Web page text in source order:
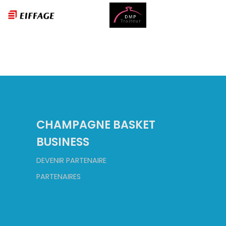
CHAMPAGNE BASKET
BUSINESS
DEVENIR PARTENAIRE
PARTENAIRES